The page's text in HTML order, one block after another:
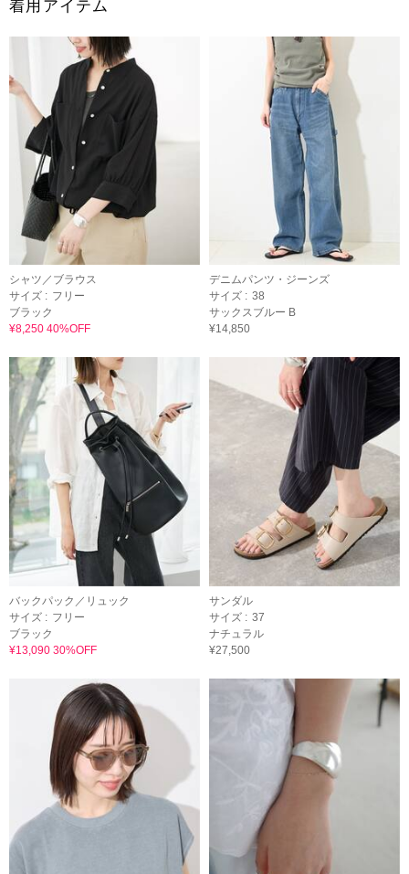
着用アイテム
シャツ／ブラウス
サイズ : フリー
ブラック
¥8,250 40%OFF
デニムパンツ・ジーンズ
サイズ : 38
サックスブルー B
¥14,850
バックパック／リュック
サイズ : フリー
ブラック
¥13,090 30%OFF
サンダル
サイズ : 37
ナチュラル
¥27,500